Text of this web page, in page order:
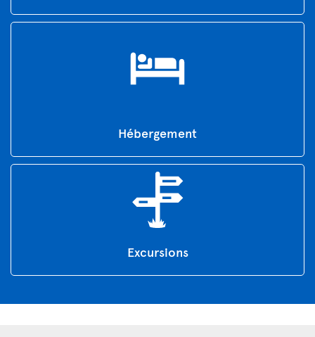
Hébergement
Excursions